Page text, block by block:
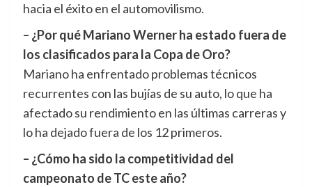
hacia el éxito en el automovilismo.
– ¿Por qué Mariano Werner ha estado fuera de
los clasificados para la Copa de Oro?
Mariano ha enfrentado problemas técnicos
recurrentes con las bujías de su auto, lo que ha
afectado su rendimiento en las últimas carreras y
lo ha dejado fuera de los 12 primeros.
– ¿Cómo ha sido la competitividad del
campeonato de TC este año?